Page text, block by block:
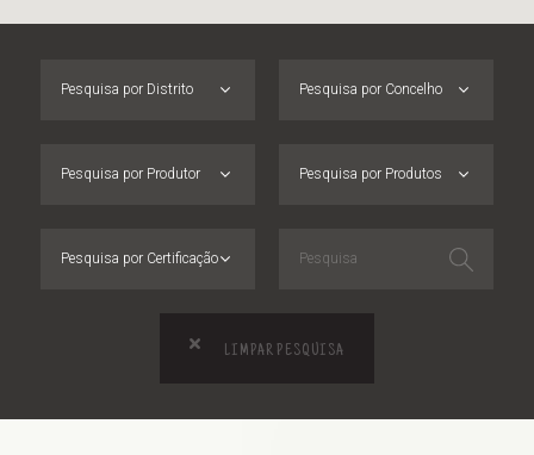
Pesquisa por Distrito Pesquisa por Concelho
Pesquisa por Produtor Pesquisa por Produtos
Pesquisa por Certificação
LIMPAR PESQUISA